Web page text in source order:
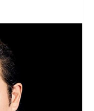
復活する*1。 ・上記